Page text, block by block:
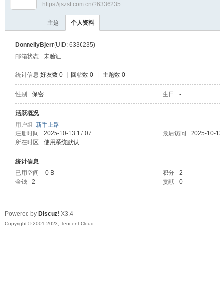
›
https://jszst.com.cn/?6336235
主题 个人资料
DonnellyBjerr(UID: 6336235)
邮箱状态
未验证
统计信息 好友数 0 回帖数 0 主题数 0
性别 保密 生日 -
活跃概况
用户组 新手上路
注册时间
2025-10-13 17:07 最后访问
2025-10-
所在时区
使用系统默认
统计信息
已用空间
0 B 积分
2
金钱
2 贡献 0
Powered by Discuz! X3.4
Copyright © 2001-2023, Tencent Cloud.